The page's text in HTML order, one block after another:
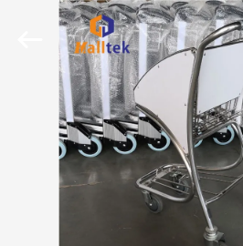
HOGAR
PRODUCTOS